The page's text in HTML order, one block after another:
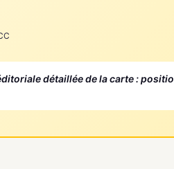
détaillée de la carte :